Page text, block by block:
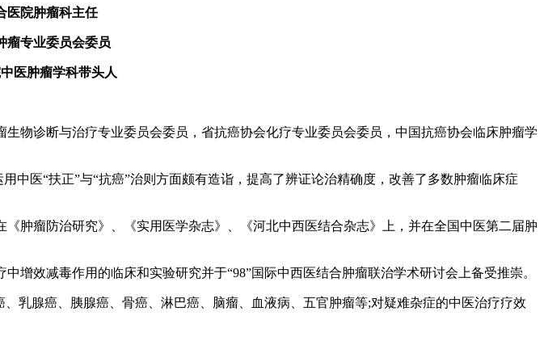
医院肿瘤科主任
瘤专业委员会委员
医肿瘤学科带头人
诊断与治疗专业委员会委员，省抗癌协会化疗专业委员会委员，中国抗癌协会临床肿瘤学
医“扶正”与“抗癌”治则方面颇有造诣，提高了辨证论治精确度，改善了多数肿瘤临床症
肿瘤防治研究》、《实用医学杂志》、《河北中西医结合杂志》上，并在全国中医第二届肿
效减毒作用的临床和实验研究并于“98”国际中西医结合肿瘤联治学术研讨会上备受推崇。
乳腺癌、胰腺癌、骨癌、淋巴癌、脑瘤、血液病、五官肿瘤等;对疑难杂症的中医治疗疗效